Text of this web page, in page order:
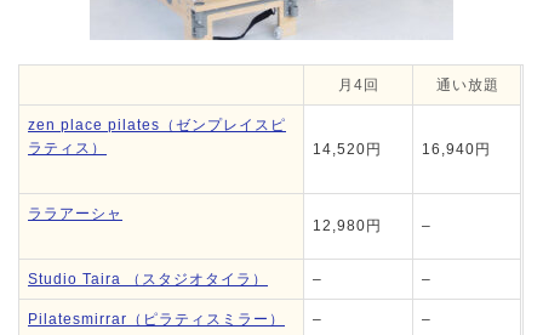
月4回 通い放題
zen place pilates（ゼンプレイスピ
ラティス）
14,520円 16,940円
ララアーシャ
12,980円 –
Studio Taira （スタジオタイラ） – –
Pilatesmirrar（ピラティスミラー） – –